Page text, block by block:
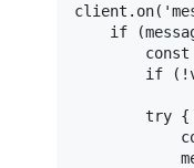
client. on(
if
const
if
try {